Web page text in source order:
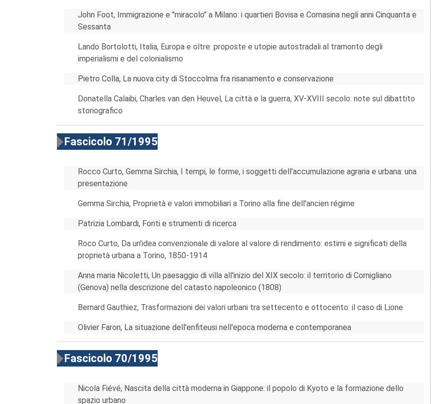
John Foot, Immigrazione e "miracolo" a Milano: i quartieri Bovisa e Comasina negli anni Cinquanta e
Sessanta
Lando Bortolotti, Italia, Europa e oltre: proposte e utopie autostradali al tramonto degli
imperialismi e del colonialismo
Pietro Colla, La nuova city di Stoccolma fra risanamento e conservazione
Donatella Calaibi, Charles van den Heuvel, La città e la guerra, XV-XVIII secolo: note sul dibattito
storiografico
Fascicolo 71/1995
Rocco Curto, Gemma Sirchia, I tempi, le forme, i soggetti dell'accumulazione agraria e urbana: una
presentazione
Gemma Sirchia, Proprietà e valori immobiliari a Torino alla fine dell'ancien régime
Patrizia Lombardi, Fonti e strumenti di ricerca
Roco Curto, Da un'idea convenzionale di valore al valore di rendimento: estimi e significati della
proprietà urbana a Torino, 1850-1914
Anna maria Nicoletti, Un paesaggio di villa all'inizio del XIX secolo: il territorio di Cornigliano
(Genova) nella descrizione del catasto napoleonico (1808)
Bernard Gauthiez, Trasformazioni dei valori urbani tra settecento e ottocento: il caso di Lione
Olivier Faron, La situazione dell'enfiteusi nell'epoca moderna e contemporanea
Fascicolo 70/1995
Nicola Fiévé, Nascita della città moderna in Giappone: il popolo di Kyoto e la formazione dello
spazio urbano